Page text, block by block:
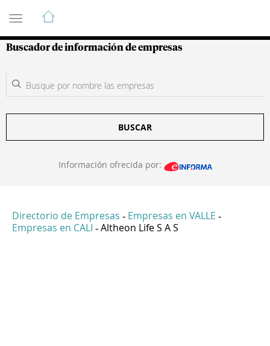
Guía de Empresas Colombianas
Buscador de información de empresas
BUSCAR
Información ofrecida por:
Directorio de Empresas - Empresas en VALLE -
Empresas en CALI - Altheon Life S A S